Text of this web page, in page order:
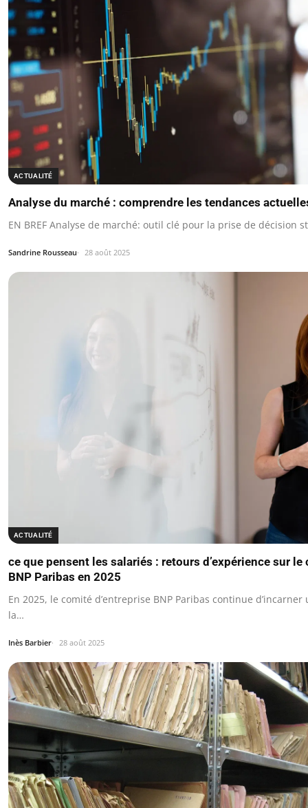
ACTUALITÉ
Analyse du marché : comprendre les tendances
EN BREF Analyse de marché: outil clé pour la prise de décision
Sandrine Rousseau 28 août 2025
ACTUALITÉ
ce que pensent les salariés : retours d’expérience sur le
BNP Paribas en 2025
En 2025, le comité d’entreprise BNP Paribas continue
la…
Inès Barbier 28 août 2025